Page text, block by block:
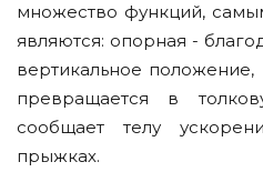
множество функций,
являются: опорная -
вертикальное
превращается в
сообщает телу
прыжках.